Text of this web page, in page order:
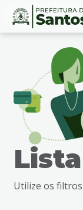
Ir
busca
Conteúdo
Utilize os